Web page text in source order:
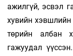
ажилгүй, эсвэл
хувийн
төрийн албан
гажуудал